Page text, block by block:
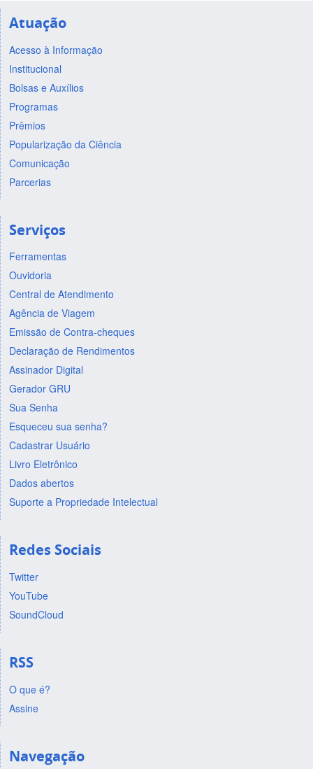
Atuação
Acesso à Informação
Institucional
Bolsas e Auxílios
Programas
Prêmios
Popularização da Ciência
Comunicação
Parcerias
Serviços
Ferramentas
Ouvidoria
Central de Atendimento
Agência de Viagem
Emissão de Contra-cheques
Declaração de Rendimentos
Assinador Digital
Gerador GRU
Sua Senha
Esqueceu sua senha?
Cadastrar Usuário
Livro Eletrônico
Dados abertos
Suporte a Propriedade Intelectual
Redes Sociais
Twitter
YouTube
SoundCloud
RSS
O que é?
Assine
Navegação